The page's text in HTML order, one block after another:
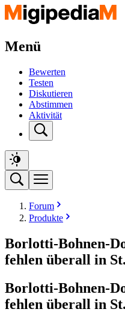
Menü
Bewerten
Testen
Diskutieren
Abstimmen
Aktivität
Forum
Produkte
Borlotti-Bohnen-
fehlen überall in
Borlotti-Bohnen-
fehlen überall in